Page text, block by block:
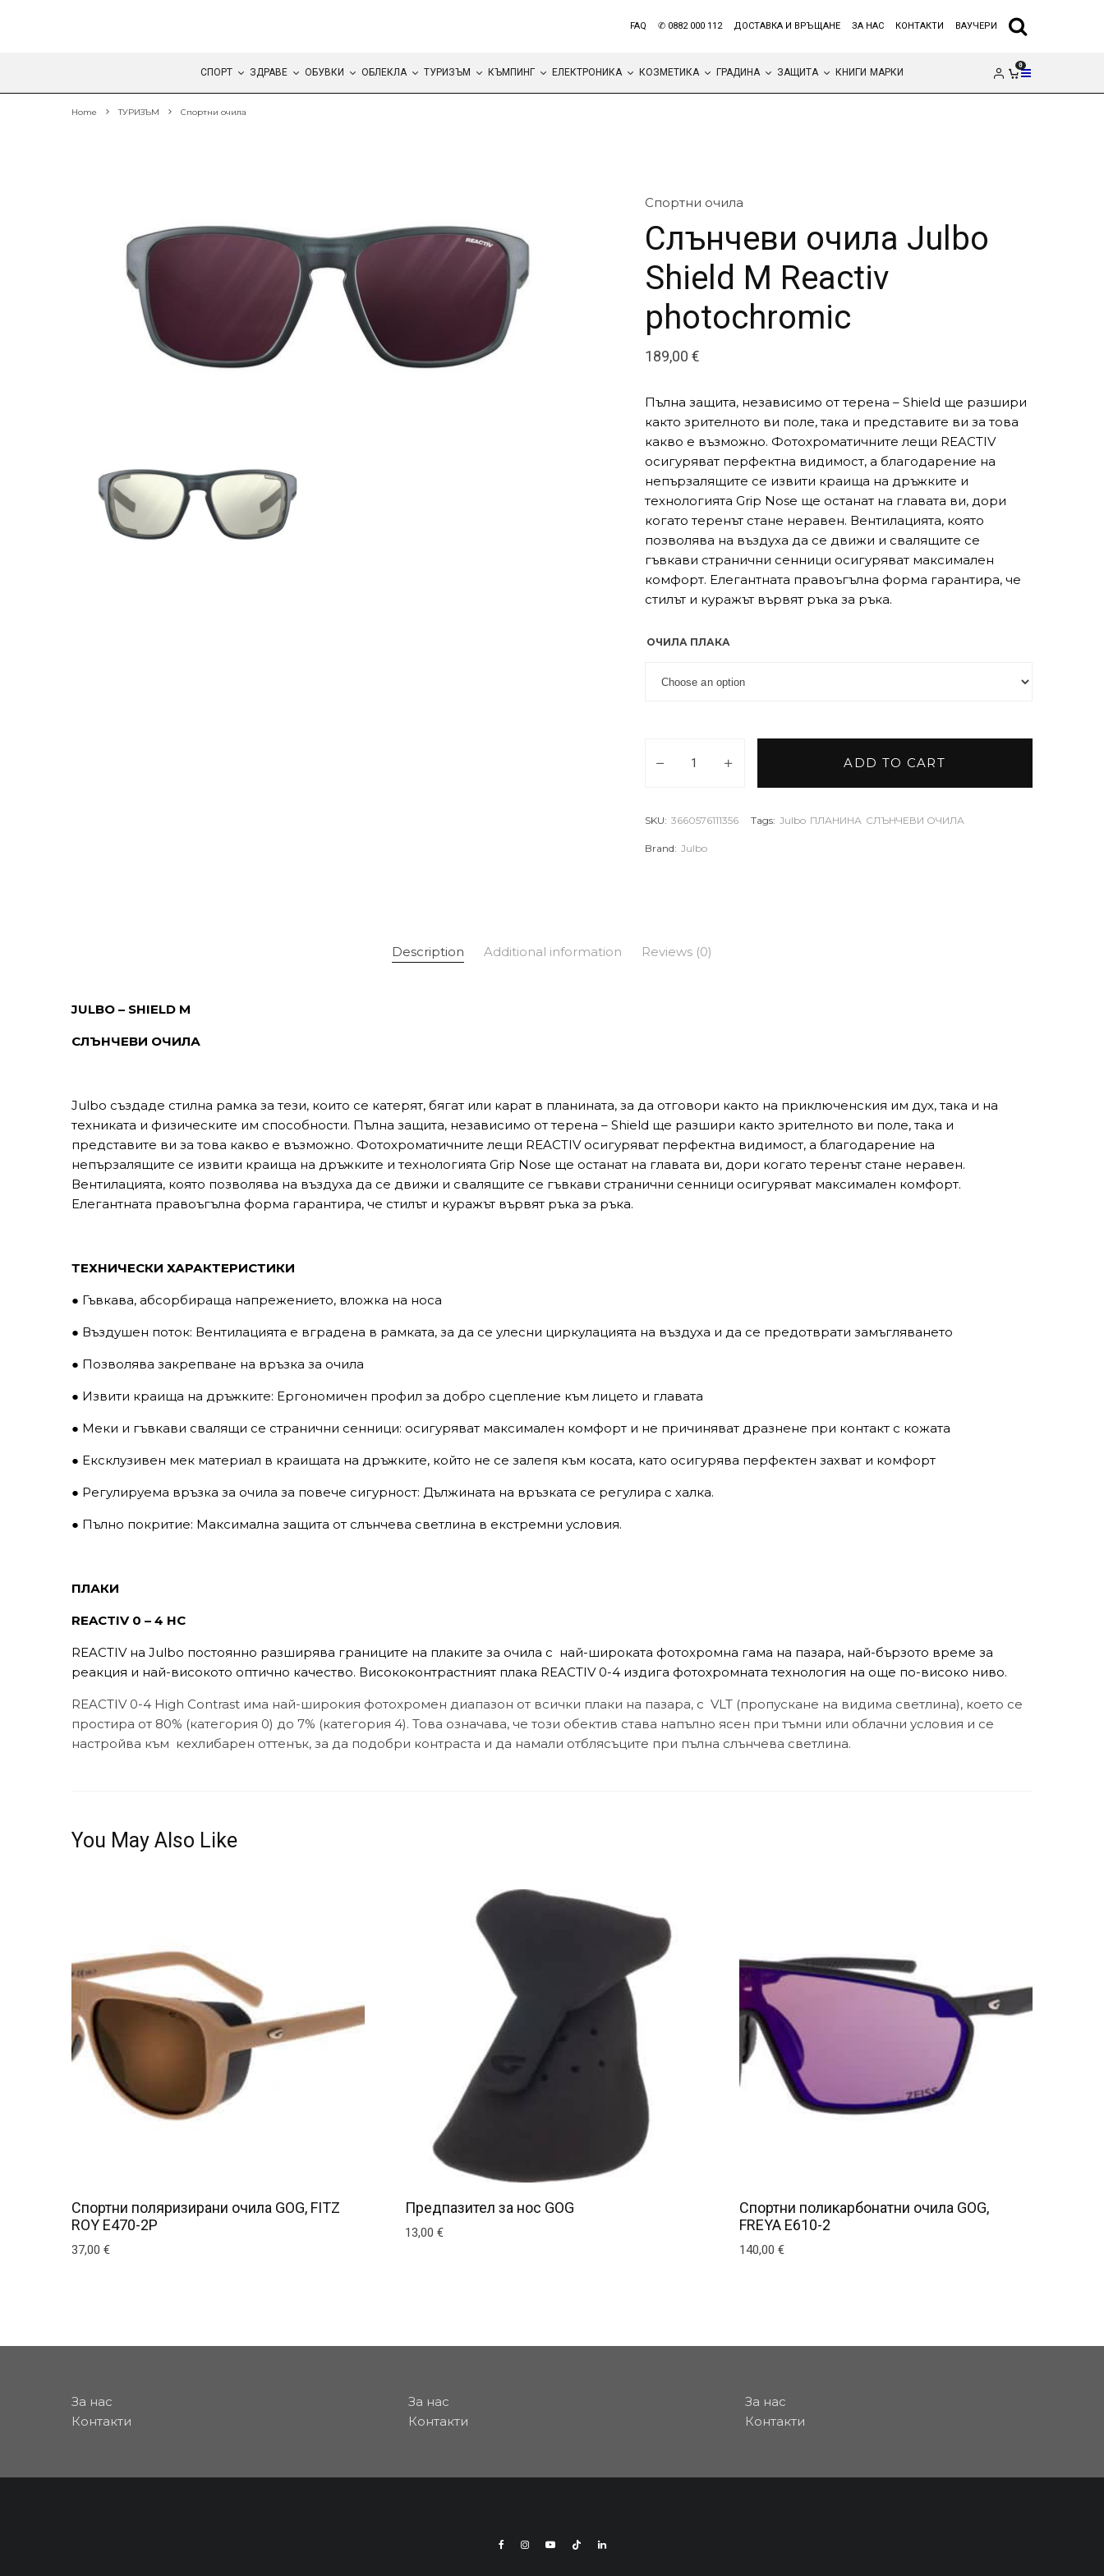
FAQ ✆ 0882 000 112 ДОСТАВКА И ВРЪЩАНЕ ЗА НАС КОНТАКТИ ВАУЧЕРИ
СПОРТ ЗДРАВЕ ОБУВКИ ОБЛЕКЛА ТУРИЗЪМ КЪМПИНГ ЕЛЕКТРОНИКА КОЗМЕТИКА ГРАДИНА ЗАЩИТА КНИГИ МАРКИ
0
Home ТУРИЗЪМ Спортни очила
Спортни очила
Слънчеви очила Julbo
Shield M Reactiv
photochromic
189,00 €
Пълна защита, независимо от терена – Shield ще разшири
както зрителното ви поле, така и представите ви за това
какво е възможно. Фотохроматичните лещи REACTIV
осигуряват перфектна видимост, а благодарение на
непързалящите се извити краища на дръжките и
технологията Grip Nose ще останат на главата ви, дори
когато теренът стане неравен. Вентилацията, която
позволява на въздуха да се движи и свалящите се
гъвкави странични сенници осигуряват максимален
комфорт. Елегантната правоъгълна форма гарантира, че
стилът и куражът вървят ръка за ръка.
ОЧИЛА ПЛАКА
Слънчеви очила Julbo Shield M Reactiv photochromic quantity
ADD TO CART
SKU: 3660576111356 Tags: Julbo ПЛАНИНА СЛЪНЧЕВИ ОЧИЛА
Brand: Julbo
Description Additional information Reviews (0)
JULBO – SHIELD M
СЛЪНЧЕВИ ОЧИЛА
Julbo създаде стилна рамка за тези, които се катерят, бягат или карат в планината, за да отговори както на приключенския им дух, така и на
техниката и физическите им способности. Пълна защита, независимо от терена – Shield ще разшири както зрителното ви поле, така и
представите ви за това какво е възможно. Фотохроматичните лещи REACTIV осигуряват перфектна видимост, а благодарение на
непързалящите се извити краища на дръжките и технологията Grip Nose ще останат на главата ви, дори когато теренът стане неравен.
Вентилацията, която позволява на въздуха да се движи и свалящите се гъвкави странични сенници осигуряват максимален комфорт.
Елегантната правоъгълна форма гарантира, че стилът и куражът вървят ръка за ръка.
ТЕХНИЧЕСКИ ХАРАКТЕРИСТИКИ
● Гъвкава, абсорбираща напрежението, вложка на носа
● Въздушен поток: Вентилацията е вградена в рамката, за да се улесни циркулацията на въздуха и да се предотврати замъгляването
● Позволява закрепване на връзка за очила
● Извити краища на дръжките: Ергономичен профил за добро сцепление към лицето и главата
● Меки и гъвкави свалящи се странични сенници: осигуряват максимален комфорт и не причиняват дразнене при контакт с кожата
● Ексклузивен мек материал в краищата на дръжките, който не се залепя към косата, като осигурява перфектен захват и комфорт
● Регулируема връзка за очила за повече сигурност: Дължината на връзката се регулира с халка.
● Пълно покритие: Максимална защита от слънчева светлина в екстремни условия.
ПЛАКИ
REACTIV 0 – 4 HC
REACTIV на Julbo постоянно разширява границите на плаките за очила с най-широката фотохромна гама на пазара, най-бързото време за
реакция и най-високото оптично качество. Висококонтрастният плака REACTIV 0-4 издига фотохромната технология на още по-високо ниво.
REACTIV 0-4 High Contrast има най-широкия фотохромен диапазон от всички плаки на пазара, с VLT (пропускане на видима светлина), което се
простира от 80% (категория 0) до 7% (категория 4). Това означава, че този обектив става напълно ясен при тъмни или облачни условия и се
настройва към кехлибарен оттенък, за да подобри контраста и да намали отблясъците при пълна слънчева светлина.
You May Also Like
Спортни поляризирани очила GOG, FITZ
ROY E470-2P
37,00 €
Предпазител за нос GOG
13,00€
Спортни поликарбонатни очила GOG,
FREYA E610-2
140,00 €
За нас
Контакти
За нас
Контакти
За нас
Контакти